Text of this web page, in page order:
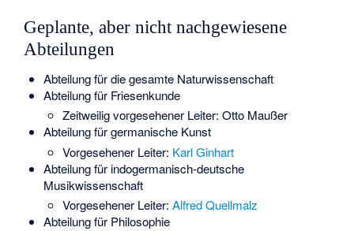
Geplante, aber nicht nachgewiesene
Abteilungen
Abteilung für die gesamte Naturwissenschaft
Abteilung für Friesenkunde
Zeitweilig vorgesehener Leiter:Otto Maußer
Abteilung für germanische Kunst
Vorgesehener Leiter: Karl Ginhart
Abteilung für indogermanisch-deutsche
Musikwissenschaft
Vorgesehener Leiter:Alfred Quellmalz
Abteilung für Philosophie